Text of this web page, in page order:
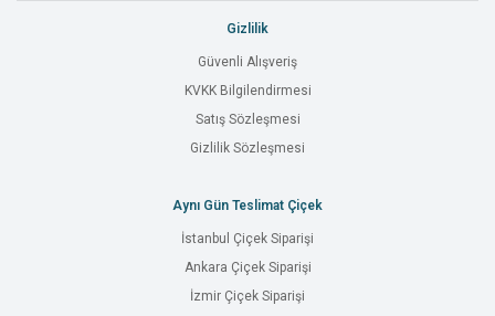
Gizlilik
Güvenli Alışveriş
KVKK Bilgilendirmesi
Satış Sözleşmesi
Gizlilik Sözleşmesi
Aynı Gün Teslimat Çiçek
İstanbul Çiçek Siparişi
Ankara Çiçek Siparişi
İzmir Çiçek Siparişi